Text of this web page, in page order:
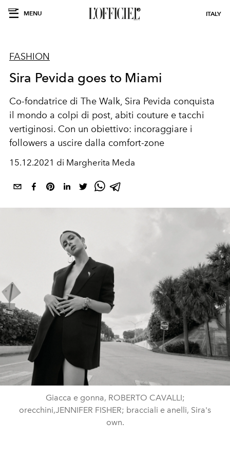
MENU ITALY
FASHION
Sira Pevida goes to Miami
Co-fondatrice di The Walk, Sira Pevida conquista
il mondo a colpi di post, abiti couture e tacchi
vertiginosi. Con un obiettivo: incoraggiare i
followers a uscire dalla comfort-zone
15.12.2021 di Margherita Meda
Giacca e gonna, ROBERTO CAVALLI;
orecchini,JENNIFER FISHER; bracciali e anelli, Sira's
own.